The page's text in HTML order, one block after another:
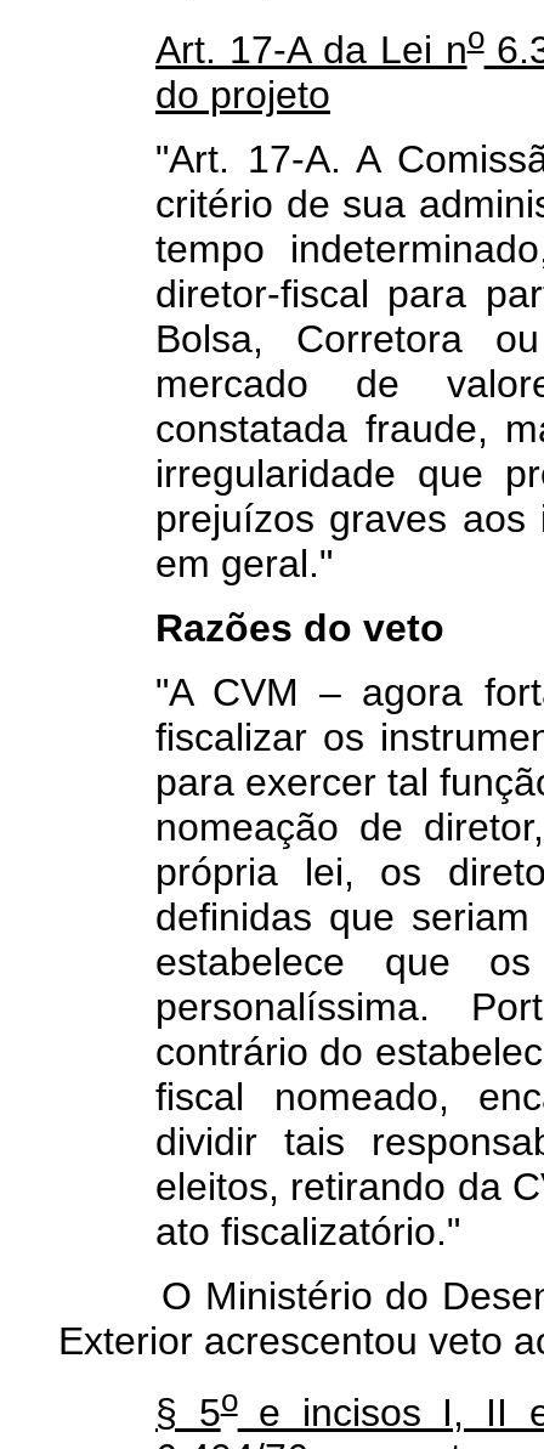
Art. 17-A da Lei no
do projeto
"Art. 17-A. A
critério de sua
tempo
diretor-fiscal para
Bolsa, Corretora
mercado de
constatada fraude,
irregularidade que
prejuízos graves
em geral."
Razões do veto
"A CVM – agora
fiscalizar os
para exercer tal
nomeação de
própria lei, os
definidas que
estabelece que
personalíssima.
contrário do
fiscal nomeado,
dividir tais
eleitos, retirando da
ato fiscalizatório."
O Ministério do
Exterior acrescentou veto
§ 5oe incisos I, II